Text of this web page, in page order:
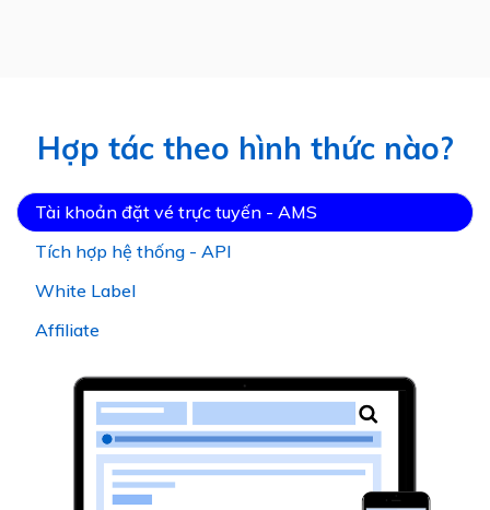
Hợp tác theo hình thức nào?
Tài khoản đặt vé trực tuyến - AMS
Tích hợp hệ thống - API
White Label
Affiliate